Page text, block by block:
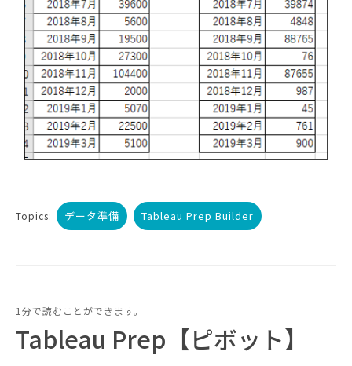
Topics: データ準備 Tableau Prep Builder
1分で読むことができます。
Tableau Prep【ピボット】